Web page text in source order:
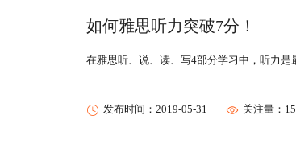
如何雅思听力突破7分！
在雅思听、说、读、写4部分学习中，听力
发布时间：2019-05-31 关注量：